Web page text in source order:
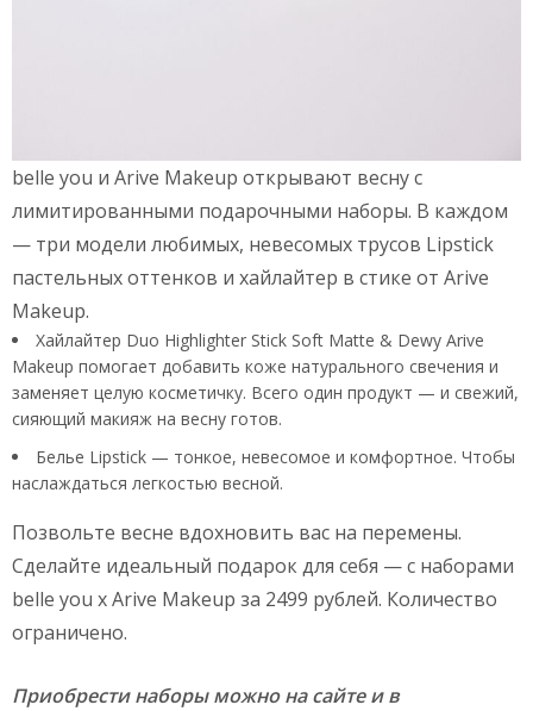
belle you и Arive Makeup открывают весну с
лимитированными подарочными наборы. В каждом
— три модели любимых, невесомых трусов Lipstick
пастельных оттенков и хайлайтер в стике от Arive
Makeup.
Хайлайтер Duo Highlighter Stick Soft Matte & Dewy Arive
Makeup помогает добавить коже натурального свечения и
заменяет целую косметичку. Всего один продукт — и свежий,
сияющий макияж на весну готов.
Белье Lipstick — тонкое, невесомое и комфортное. Чтобы
наслаждаться легкостью весной.
Позвольте весне вдохновить вас на перемены.
Сделайте идеальный подарок для себя — с наборами
belle you x Arive Makeup за 2499 рублей. Количество
ограничено.
Приобрести наборы можно на сайте и в